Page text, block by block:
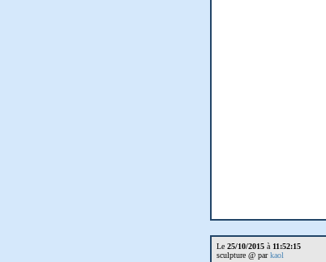
Le 25/10/2015à 11:52:15
sculpture @ parkaol